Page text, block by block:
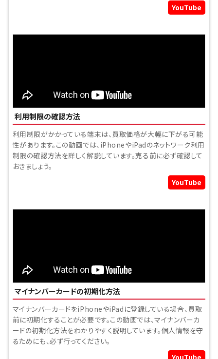
YouTube
利用制限の確認方法
利用制限がかかっている端末は、買取価格が大幅に下がる可能
性があります。この動画では、iPhoneやiPadのネットワーク利用
制限の確認方法を詳しく解説しています。売る前に必ず確認して
おきましょう。
YouTube
マイナンバーカードの初期化方法
マイナンバーカードをiPhoneやiPadに登録している場合、買取
前に初期化することが必要です。この動画では、マイナンバーカ
ードの初期化方法をわかりやすく説明しています。個人情報を守
るためにも、必ず行ってください。